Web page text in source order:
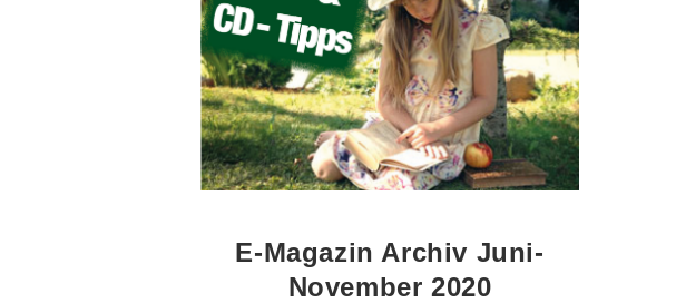
E-Magazin Archiv Juni-
November 2020